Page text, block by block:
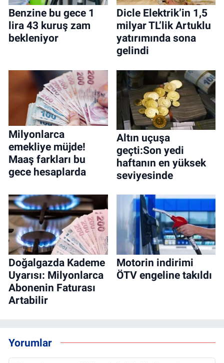
Benzine bu gece 1
lira 43 kuruş zam
bekleniyor
Dicle Elektrik’in 1,5
milyar TL’lik Artuklu
yatırımında sona
gelindi
Milyonlarca
emekliye müjde!
Maaş farkları bu
gece hesaplarda
Altın uçuşa
geçti:Son yedi
haftanın en yüksek
seviyesinde
Doğalgazda Kademe
Uyarısı: Milyonlarca
Abonenin Faturası
Artabilir
Motorin indirimi
ÖTV engeline takıldı
Yorumlar